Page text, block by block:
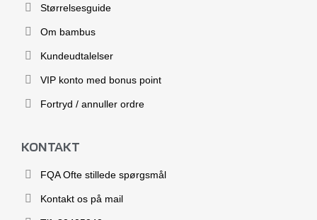
Størrelsesguide
Om bambus
Kundeudtalelser
VIP konto med bonus point
Fortryd / annuller ordre
KONTAKT
FQA Ofte stillede spørgsmål
Kontakt os på mail